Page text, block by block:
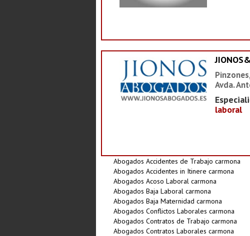
Avda.
laboral
Abogados Accidentes de Trabajo carmona
Abogados Accidentes in Itinere carmona
Abogados Acoso Laboral carmona
Abogados Baja Laboral carmona
Abogados Baja Maternidad carmona
Abogados Conflictos Laborales carmona
Abogados Contratos de Trabajo carmona
Abogados Contratos Laborales carmona